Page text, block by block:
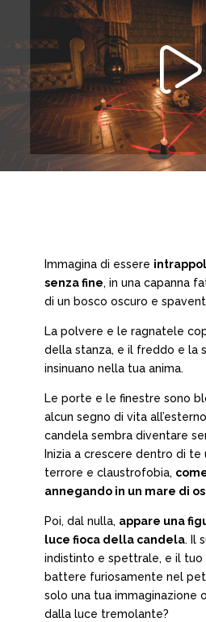
Immagina di essere
senza fine, in una capanna
di un bosco oscuro e
La polvere e le ragnatele
della stanza, e il freddo e la
insinuano nella tua anima.
Le porte e le finestre sono
alcun segno di vita
candela sembra diventare
Inizia a crescere dentro di te
terrore e claustrofobia,
annegando in un mare di
Poi, dal nulla, appare una
luce fioca della candela. Il
indistinto e spettrale, e il tuo
battere furiosamente nel
solo una tua immaginazione
dalla luce tremolante?